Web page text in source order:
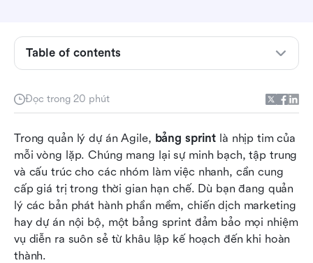
Đọc trong 20 phút
Trong quản lý dự án Agile, bảng sprint là nhịp tim của
mỗi vòng lặp. Chúng mang lại sự minh bạch, tập trung
và cấu trúc cho các nhóm làm việc nhanh, cần cung
cấp giá trị trong thời gian hạn chế. Dù bạn đang quản
lý các bản phát hành phần mềm, chiến dịch marketing
hay dự án nội bộ, một bảng sprint đảm bảo mọi nhiệm
vụ diễn ra suôn sẻ từ khâu lập kế hoạch đến khi hoàn
thành.
Table of contents
Tại sao các bảng Sprint lại quan trọng trong
Các loại bảng Sprint
nhất
5 công cụ bảng sprint phổ biến mà bạn nên
khám phá
Mẹo bổ sung: Cách tạo bảng Sprint trong Lark
Ví dụ bảng Sprint đang hoạt động